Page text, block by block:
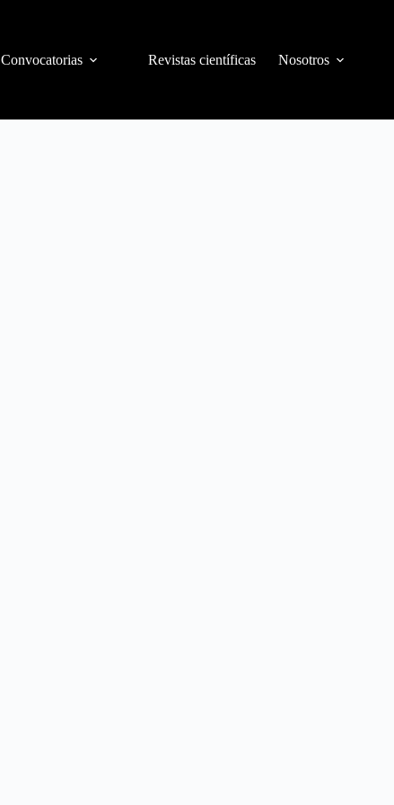
Convocatorias Revistas científicas Nosotros